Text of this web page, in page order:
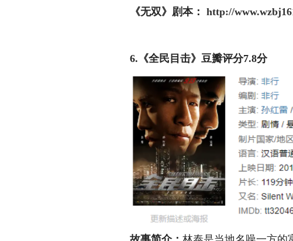
《无双》 剧本： http://
6.《全民目击》豆瓣评分7.8分